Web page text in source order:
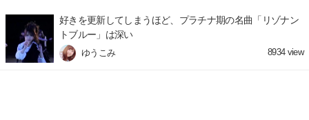
好きを更新してしまうほど、プラチナ期の名曲「リゾナン
トブルー」は深い
ゆうこみ 8934view